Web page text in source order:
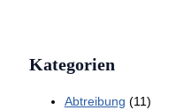
Kategorien
Abtreibung (11)